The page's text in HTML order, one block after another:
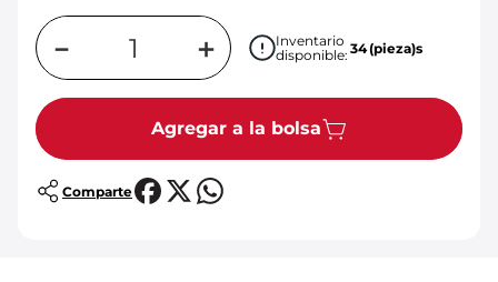
＋
－
Inventario
disponible: 34(pieza)s
Agregar a la bolsa
Comparte